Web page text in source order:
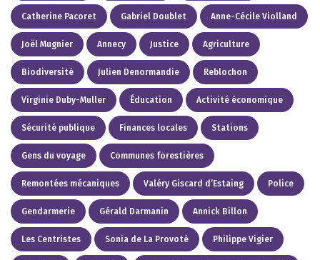
Catherine Pacoret Gabriel Doublet Anne-Cécile Violland
Joël Mugnier Annecy Justice Agriculture
Biodiversité Julien Denormandie Reblochon
Virginie Duby-Muller Éducation Activité économique
Sécurité publique Finances locales Stations
Gens du voyage Communes forestières
Remontées mécaniques Valéry Giscard d’Estaing Police
Gendarmerie Gérald Darmanin Annick Billon
Les Centristes Sonia de La Provoté Philippe Vigier